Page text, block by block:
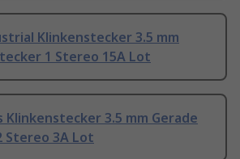
Klinkenstecker 3.5 mm
1 Stereo 15A Lot
Klinkenstecker 3.5 mm Gerade
Stereo 3A Lot